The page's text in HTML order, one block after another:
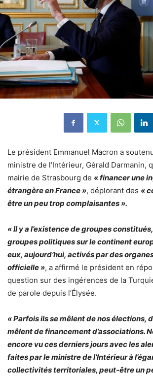
Le président Emmanuel Macron a
ministre de l’Intérieur, Gérald Darmanin,
mairie de Strasbourg de « financer une
étrangère en France », déplorant des «
être un peu trop complaisantes ».
« Il y a l’existence de groupes
groupes politiques sur le continent
eux, aujourd’hui, activés par des
officielle », a affirmé le président en
question sur des ingérences de la
de parole depuis l’Élysée.
« Parfois ils se mêlent de nos élections,
mêlent de financement d’associations.
encore vu ces derniers jours avec les
faites par le ministre de l’Intérieur à
collectivités territoriales, peut-être un